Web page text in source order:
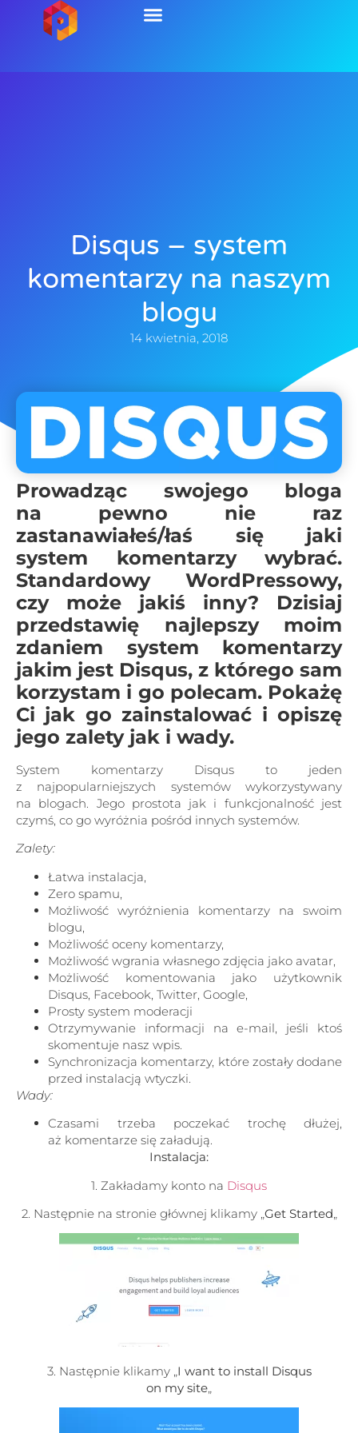
Disqus – system
komentarzy na naszym
blogu
14 kwietnia, 2018
Prowadząc swojego bloga
na pewno nie raz
zastanawiałeś/łaś się jaki
system komentarzy wybrać.
Standardowy WordPressowy,
czy może jakiś inny? Dzisiaj
przedstawię najlepszy moim
zdaniem system komentarzy
jakim jest Disqus, z którego sam
korzystam i go polecam. Pokażę
Ci jak go zainstalować i opiszę
jego zalety jak i wady.
System komentarzy Disqus to jeden
z najpopularniejszych systemów wykorzystywany
na blogach. Jego prostota jak i funkcjonalność jest
czymś, co go wyróżnia pośród innych systemów.
Zalety:
Łatwa instalacja,
Zero spamu,
Możliwość wyróżnienia komentarzy na swoim
blogu,
Możliwość oceny komentarzy,
Możliwość wgrania własnego zdjęcia jako avatar,
Możliwość komentowania jako użytkownik
Disqus, Facebook, Twitter, Google,
Prosty system moderacji
Otrzymywanie informacji na e-mail, jeśli ktoś
skomentuje nasz wpis.
Synchronizacja komentarzy, które zostały dodane
przed instalacją wtyczki.
Wady:
Czasami trzeba poczekać trochę dłużej,
aż komentarze się załadują.
Instalacja:
1. Zakładamy konto na Disqus
2. Następnie na stronie głównej klikamy „Get Started„
3. Następnie klikamy „ I want to install Disqus
on my site